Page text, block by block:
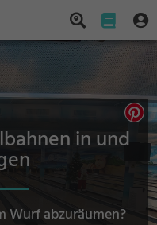
in und
Wurf abzuräumen?